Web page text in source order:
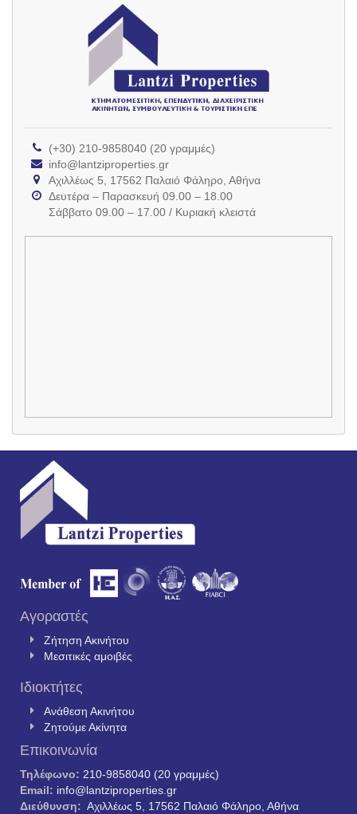
(+30) 210-9858040 (20 γραμμές)
info@lantziproperties.gr
Αχιλλέως 5, 17562 Παλαιό Φάληρο, Αθήνα
Δευτέρα – Παρασκευή 09.00 – 18.00
Σάββατο 09.00 – 17.00 / Κυριακή κλειστά
Αγοραστές
Ζήτηση Ακινήτου
Μεσιτικές αμοιβές
Ιδιοκτήτες
Ανάθεση Ακινήτου
Ζητούμε Ακίνητα
Επικοινωνία
Τηλέφωνο: 210-9858040 (20 γραμμές)
Email: info@lantziproperties.gr
Διεύθυνση: Αχιλλέως 5, 17562 Παλαιό Φάληρο, Αθήνα